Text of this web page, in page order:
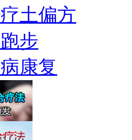
土偏方
步
康复